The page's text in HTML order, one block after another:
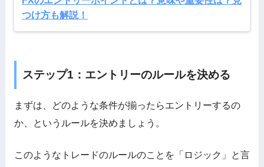
つけ方も解説！
ステップ1：エントリーのルールを決める
まずは、どのような条件が揃ったらエントリーするの
か、というルールを決めましょう。
このようなトレードのルールのことを「ロジック」と言